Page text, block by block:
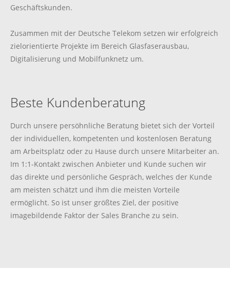
Geschäftskunden.
Zusammen mit der Deutsche Telekom setzen wir erfolgreich
zielorientierte Projekte im Bereich Glasfaserausbau,
Digitalisierung und Mobilfunknetz um.
Beste Kundenberatung
Durch unsere persöhnliche Beratung bietet sich der Vorteil
der individuellen, kompetenten und kostenlosen Beratung
am Arbeitsplatz oder zu Hause durch unsere Mitarbeiter an.
Im 1:1-Kontakt zwischen Anbieter und Kunde suchen wir
das direkte und persönliche Gespräch, welches der Kunde
am meisten schätzt und ihm die meisten Vorteile
ermöglicht. So ist unser größtes Ziel, der positive
imagebildende Faktor der Sales Branche zu sein.